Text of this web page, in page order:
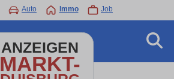
Auto Immo Job
ANZEIGEN
MARKT-